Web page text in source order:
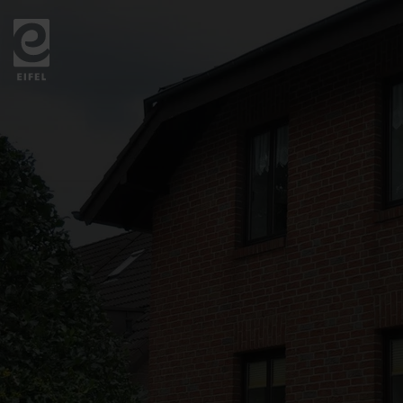
Zurück
zur
Startseite